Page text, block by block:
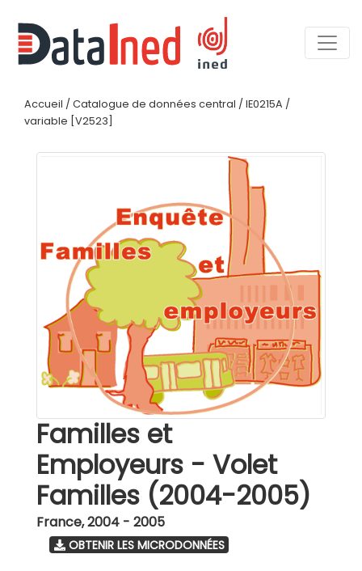
Accueil / Catalogue de données central / IE0215A /
variable [V2523]
Familles et
Employeurs - Volet
Familles (2004-2005)
France,2004 - 2005
OBTENIR LES MICRODONNÉES